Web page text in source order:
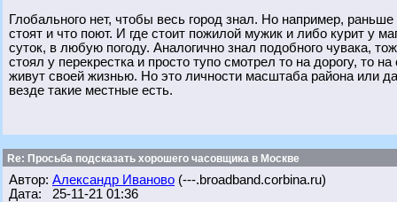
Глобального нет, чтобы весь город знал. Но например,
стоят и что поют. И где стоит пожилой мужик и либо курит у
суток, в любую погоду. Аналогично знал подобного чувака,
стоял у перекрестка и просто тупо смотрел то на дорогу, то
живут своей жизнью. Но это личности масштаба района или
везде такие местные есть.
Re: Просьба подсказать хорошего часовщика в Москве
Автор: Александр Иваново (---.broadband.corbina.ru)
Дата: 25-11-21 01:36